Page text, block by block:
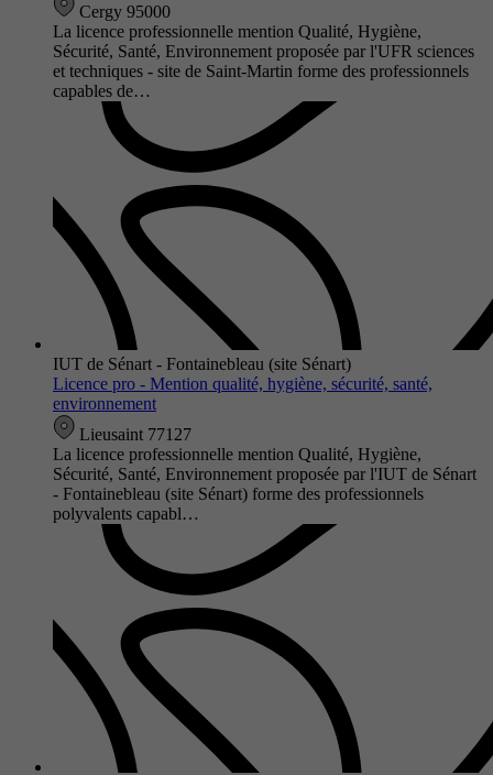
Cergy 95000
La licence professionnelle mention Qualité, Hygiène,
Sécurité, Santé, Environnement proposée par l'UFR sciences
et techniques - site de Saint-Martin forme des professionnels
capables de…
IUT de Sénart - Fontainebleau (site Sénart)
Licence pro - Mention qualité, hygiène, sécurité, santé,
environnement
Lieusaint 77127
La licence professionnelle mention Qualité, Hygiène,
Sécurité, Santé, Environnement proposée par l'IUT de Sénart
- Fontainebleau (site Sénart) forme des professionnels
polyvalents capabl…